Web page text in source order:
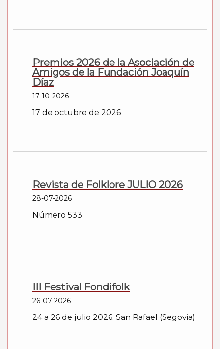
Premios 2026 de la Asociación de
Amigos de la Fundación Joaquín
Díaz
17-10-2026
17 de octubre de 2026
Revista de Folklore JULIO 2026
28-07-2026
Número 533
III Festival Fondifolk
26-07-2026
24 a 26 de julio 2026. San Rafael (Segovia)